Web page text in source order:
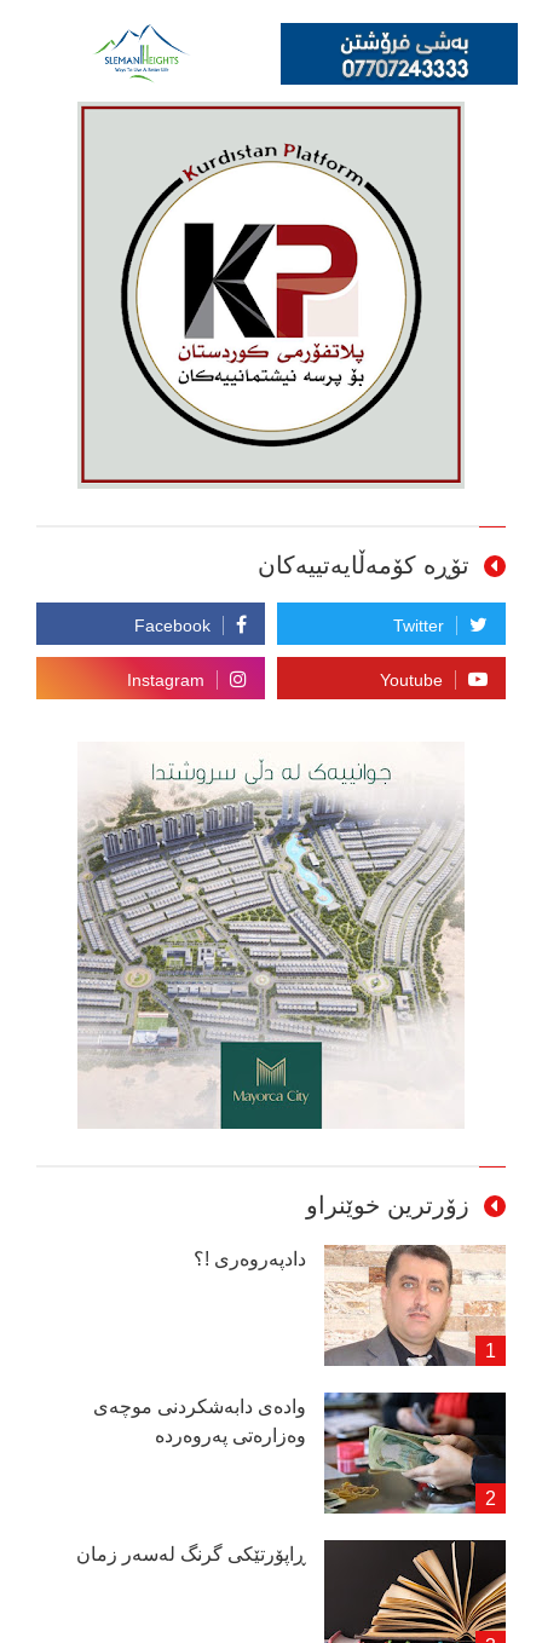
تۆڕە کۆمەڵایەتییەکان
زۆرترین خوێنراو
دادپەروەری !؟
وادەی دابەشكردنی موچەی
وەزارەتی پەروەردە
ڕاپۆرتێكی گرنگ لەسەر زمان